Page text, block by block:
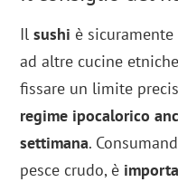
Il sushi è
ad altre cucine
fissare un limite
regime ipocalorico
settimana.
pesce crudo, è